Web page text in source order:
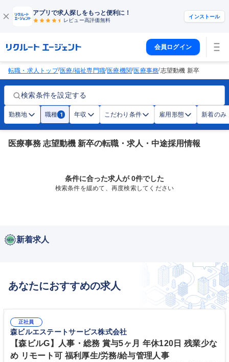
アプリで求人探しをもっと便利に！
レビュー高評価無料
インストール
会員ログイン
転職・求人トップ/医療/福祉専門職/医療機関/医療事務/志望動機 新卒
検索条件を設定する
勤務地 職種 1 年収 こだわり条件 雇用形態 新着のみ
医療事務 志望動機 新卒の転職・求人・中途採用情報
条件に合った求人が 0件でした
検索条件を緩めて、再度検索してください
新着求人
あなたにおすすめの求人
正社員
森ビルエステートサービス株式会社
【森ビルG】人事・総務 賞与5ヶ月 年休120日 残業少な
め リモート可 福利厚生/労務/給与管理人事